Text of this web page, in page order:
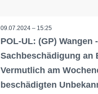
09.07.2024 – 15:25
POL-UL: (GP) Wangen -
Sachbeschädigung an
Vermutlich am
beschädigten